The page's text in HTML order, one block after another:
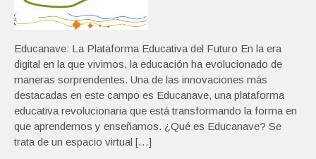
Educanave: La Plataforma Educativa del Futuro En la era
digital en la que vivimos, la educación ha evolucionado de
maneras sorprendentes. Una de las innovaciones más
destacadas en este campo es Educanave, una plataforma
educativa revolucionaria que está transformando la forma en
que aprendemos y enseñamos. ¿Qué es Educanave? Se
trata de un espacio virtual […]